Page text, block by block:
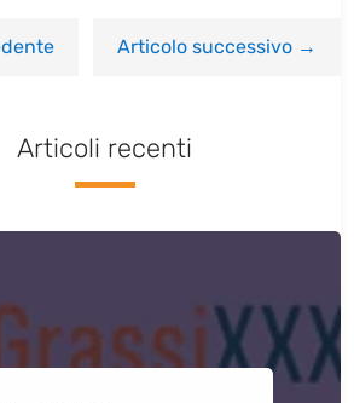
Articolo successivo→
Articoli recenti